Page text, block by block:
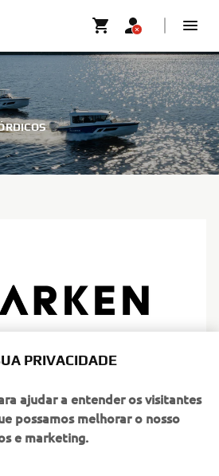
inovadoras e modulares,
possamos melhorar o nosso
e marketing.